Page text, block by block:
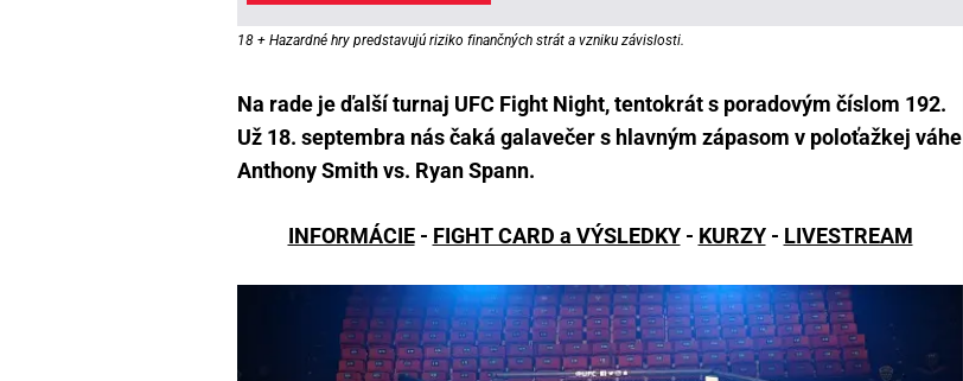
18 + Hazardné hry predstavujú riziko finančných strát a vzniku závislosti.
Na rade je ďalší turnaj UFC Fight Night, tentokrát s poradovým číslom 192.
Už 18. septembra nás čaká galavečer s hlavným zápasom v poloťažkej váhe
Anthony Smith vs. Ryan Spann.
INFORMÁCIE- FIGHT CARD a VÝSLEDKY- KURZY- LIVESTREAM